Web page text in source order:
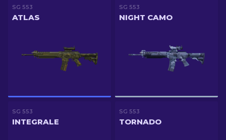
SG 553
ATLAS
SG 553
NIGHT CAMO
SG 553
INTEGRALE
SG 553
TORNADO